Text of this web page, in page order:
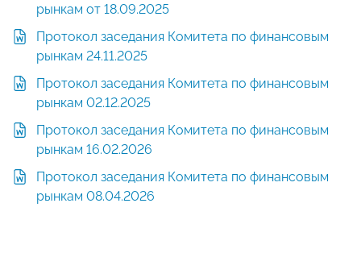
рынкам от 18.09.2025
Протокол заседания Комитета по финансовым
рынкам 24.11.2025
Протокол заседания Комитета по финансовым
рынкам 02.12.2025
Протокол заседания Комитета по финансовым
рынкам 16.02.2026
Протокол заседания Комитета по финансовым
рынкам 08.04.2026